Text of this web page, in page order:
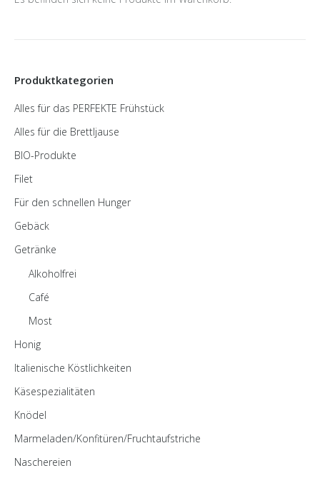
Produktkategorien
Alles für das PERFEKTE Frühstück
Alles für die Brettljause
BIO-Produkte
Filet
Für den schnellen Hunger
Gebäck
Getränke
Alkoholfrei
Café
Most
Honig
Italienische Köstlichkeiten
Käsespezialitäten
Knödel
Marmeladen/Konfitüren/Fruchtaufstriche
Naschereien